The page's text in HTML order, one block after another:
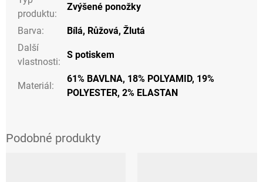
produktu:
Zvýšené ponožky
Barva: Bílá, Růžová, Žlutá
Další
vlastnosti:
S potiskem
Materiál:
61% BAVLNA, 18% POLYAMID, 19%
POLYESTER, 2% ELASTAN